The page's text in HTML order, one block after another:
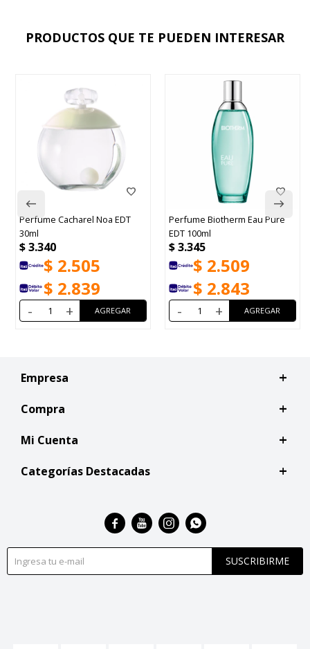
PRODUCTOS QUE TE PUEDEN INTERESAR
Perfume Cacharel Noa EDT
30ml
$3.340
$ 2.505
$ 2.839
- +
Perfume Biotherm Eau Pure
EDT 100ml
$3.345
$ 2.509
$ 2.843
- +
Empresa
Compra
Mi Cuenta
Categorías Destacadas
SUSCRIBIRME
   